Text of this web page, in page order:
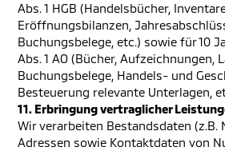
Abs. 1 HGB (Handelsbücher,
Eröffnungsbilanzen,
Buchungsbelege, etc.) sowie für 10
Abs. 1 AO (Bücher, Aufzeichnungen,
Buchungsbelege, Handels- und
Besteuerung relevante Unterlagen,
11. Erbringung vertraglicher
Wir verarbeiten Bestandsdaten (z.B.
Adressen sowie Kontaktdaten von